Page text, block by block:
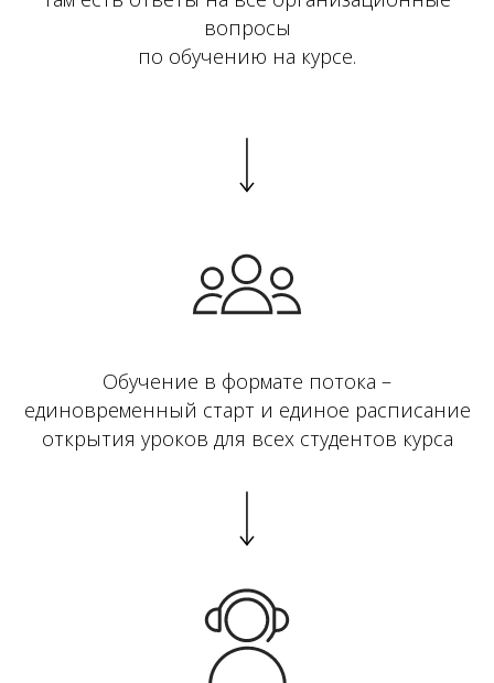
вопросы
по обучению на курсе.
Обучение в формате потока –
единовременный старт и единое расписание
открытия уроков для всех студентов курса